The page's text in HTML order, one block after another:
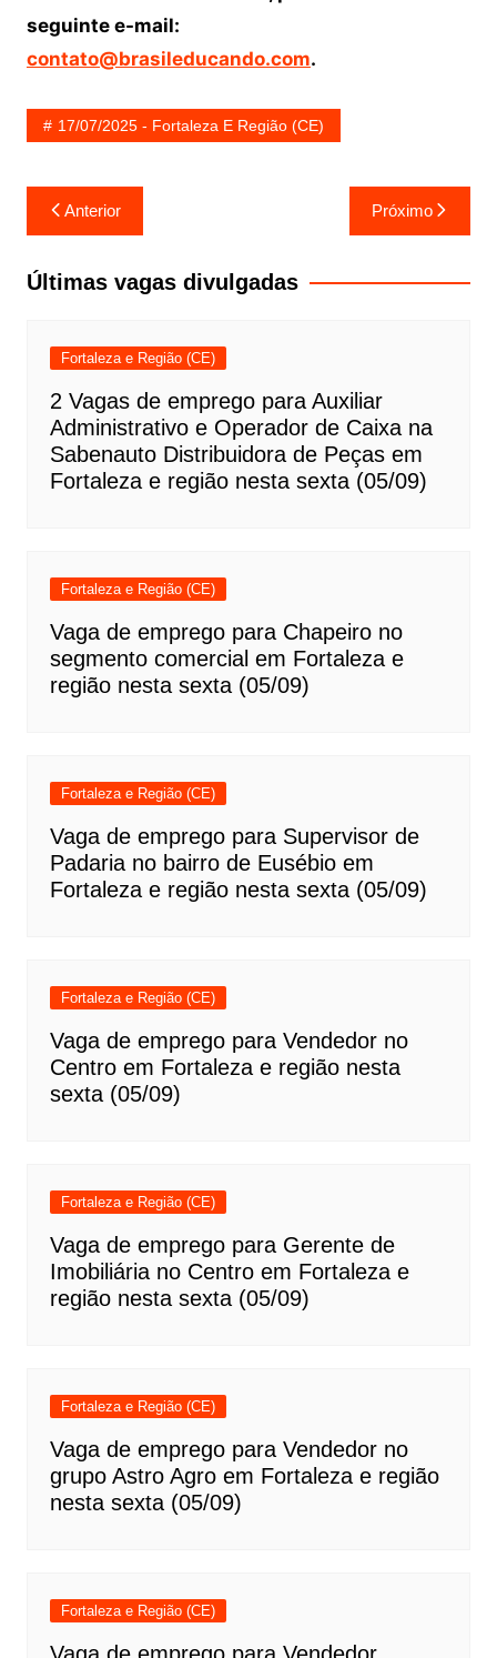
seguinte e-mail:
contato@brasileducando.com.
17/07/2025 - Fortaleza E Região (CE)
Navegação
de
Post
Anterior Próximo
Últimas vagas divulgadas
Fortaleza e Região (CE)
2 Vagas de emprego para Auxiliar
Administrativo e Operador de Caixa na
Sabenauto Distribuidora de Peças em
Fortaleza e região nesta sexta (05/09)
Fortaleza e Região (CE)
Vaga de emprego para Chapeiro no
segmento comercial em Fortaleza e
região nesta sexta (05/09)
Fortaleza e Região (CE)
Vaga de emprego para Supervisor de
Padaria no bairro de Eusébio em
Fortaleza e região nesta sexta (05/09)
Fortaleza e Região (CE)
Vaga de emprego para Vendedor no
Centro em Fortaleza e região nesta
sexta (05/09)
Fortaleza e Região (CE)
Vaga de emprego para Gerente de
Imobiliária no Centro em Fortaleza e
região nesta sexta (05/09)
Fortaleza e Região (CE)
Vaga de emprego para Vendedor no
grupo Astro Agro em Fortaleza e região
nesta sexta (05/09)
Fortaleza e Região (CE)